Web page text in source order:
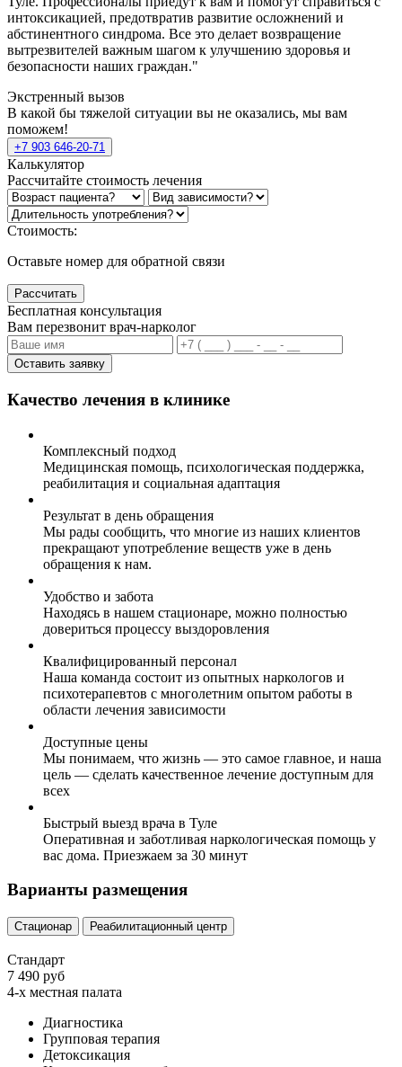
интоксикацией, предотвратив развитие осложнений и
абстинентного синдрома. Все это делает возвращение
вытрезвителей важным шагом к улучшению здоровья и
безопасности наших граждан."
Экстренный вызов
В какой бы тяжелой ситуации вы не оказались, мы вам
поможем!
+7 903 646-20-71
Калькулятор
Рассчитайте стоимость лечения
Стоимость:
Оставьте номер для обратной связи
Рассчитать
Бесплатная консультация
Вам перезвонит врач-нарколог
Оставить заявку
Качество лечения в клинике
Комплексный подход
Медицинская помощь, психологическая поддержка,
реабилитация и социальная адаптация
Результат в день обращения
Мы рады сообщить, что многие из наших клиентов
прекращают употребление веществ уже в день
обращения к нам.
Удобство и забота
Находясь в нашем стационаре, можно полностью
довериться процессу выздоровления
Квалифицированный персонал
Наша команда состоит из опытных наркологов и
психотерапевтов с многолетним опытом работы в
области лечения зависимости
Доступные цены
Мы понимаем, что жизнь — это самое главное, и наша
цель — сделать качественное лечение доступным для
всех
Быстрый выезд врача в Туле
Оперативная и заботливая наркологическая помощь у
вас дома. Приезжаем за 30 минут
Варианты размещения
Стационар Реабилитационный центр
Стандарт
7 490 руб
4-х местная палата
Диагностика
Групповая терапия
Детоксикация